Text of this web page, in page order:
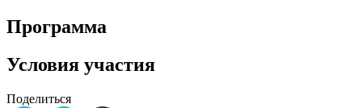
Программа
Условия участия
Поделиться